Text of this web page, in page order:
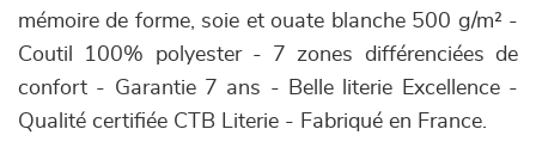
mémoire de forme, soie et ouate blanche 500 g/m² -
Coutil 100% polyester - 7 zones différenciées de
confort - Garantie 7 ans - Belle literie Excellence -
Qualité certifiée CTB Literie - Fabriqué en France.